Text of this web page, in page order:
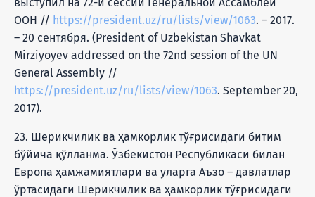
ООН // https://president.uz/ru/lists/view/1063. – 2017.
– 20 сентября. (President of Uzbekistan Shavkat
Mirziyoyev addressed on the 72nd session of the UN
General Assembly //
https://president.uz/ru/lists/view/1063. September 20,
2017).
23. Шерикчилик ва ҳамкорлик тўғрисидаги битим
бўйича қўлланма. Ўзбекистон Республикаси билан
Европа ҳамжамиятлари ва уларга Аъзо – давлатлар
ўртасидаги Шерикчилик ва ҳамкорлик тўғрисидаги